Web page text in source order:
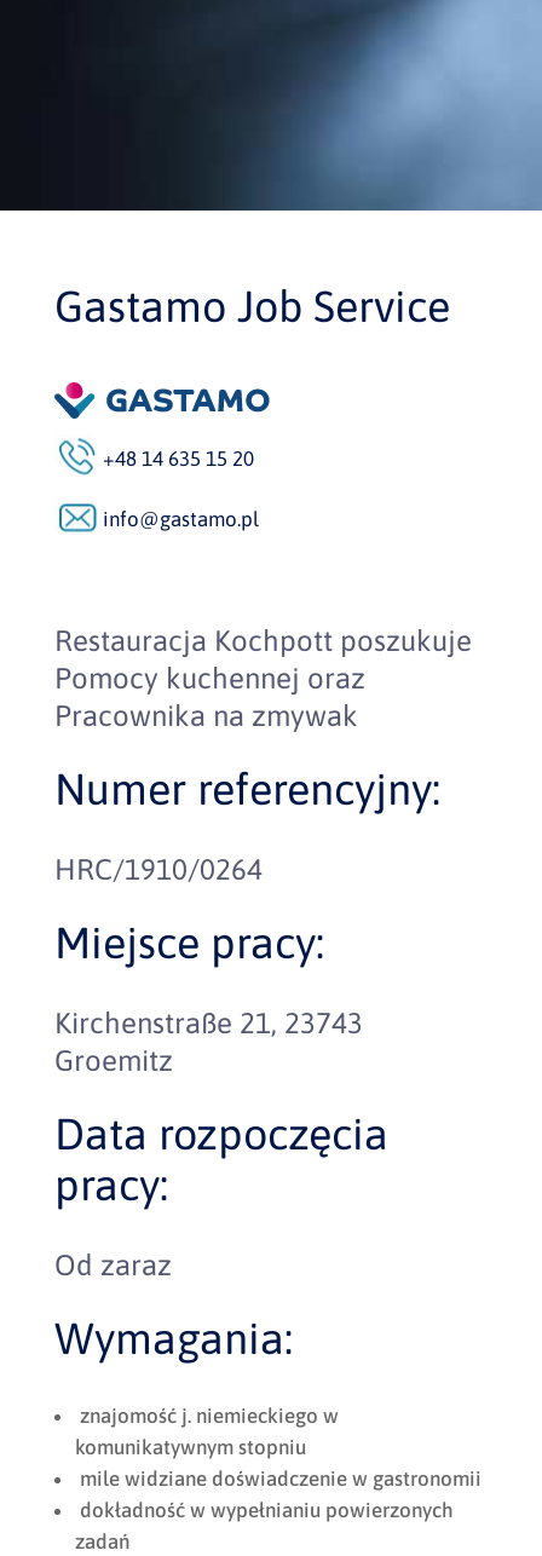
Gastamo Job Service
+48 14 635 15 20
info@gastamo.pl
Restauracja Kochpott poszukuje
Pomocy kuchennej oraz
Pracownika na zmywak
Numer referencyjny:
HRC/1910/0264
Miejsce pracy:
Kirchenstraße 21, 23743
Groemitz
Data rozpoczęcia
pracy:
Od zaraz
Wymagania:
znajomość j. niemieckiego w
komunikatywnym stopniu
mile widziane doświadczenie w gastronomii
dokładność w wypełnianiu powierzonych
zadań